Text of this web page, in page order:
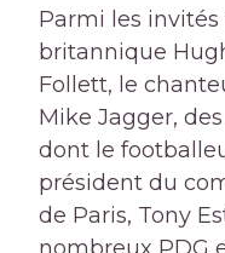
Parmi les
britannique
Follett, le
Mike Jagger,
dont le
président du
de Paris, Tony